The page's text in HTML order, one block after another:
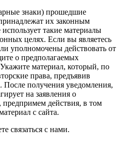
знаки) прошедшие
их законным
такие материалы
целях. Если вы являетесь
уполномочены действовать от
о предполагаемых
материал, который, по
права, предъявив
После получения уведомления,
на заявления о
предпримем действия, в том
с сайта.
связаться с нами.